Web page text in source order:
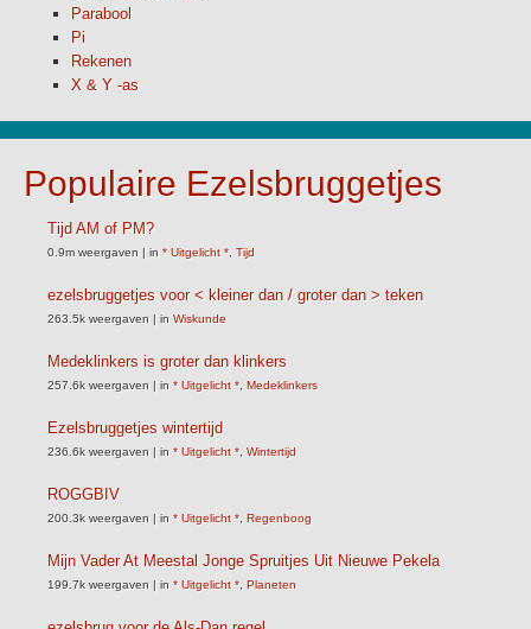
Parabool
Pi
Rekenen
X & Y -as
Populaire Ezelsbruggetjes
Tijd AM of PM?
0.9m weergaven | in * Uitgelicht * Tijd
ezelsbruggetjes voor < kleiner dan / groter dan > teken
263.5k weergaven | in Wiskunde
Medeklinkers is groter dan klinkers
257.6k weergaven | in * Uitgelicht * Medeklinkers
Ezelsbruggetjes wintertijd
236.6k weergaven | in * Uitgelicht * Wintertijd
ROGGBIV
200.3k weergaven | in * Uitgelicht * Regenboog
Mijn Vader At Meestal Jonge Spruitjes Uit Nieuwe Pekela
199.7k weergaven | in * Uitgelicht * Planeten